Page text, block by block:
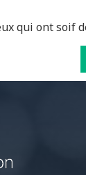
qui ont soif